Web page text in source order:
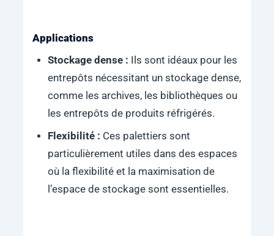
Applications
Stockage dense : Ils sont idéaux pour les
entrepôts nécessitant un stockage dense,
comme les archives, les bibliothèques ou
les entrepôts de produits réfrigérés.
Flexibilité : Ces palettiers sont
particulièrement utiles dans des espaces
où la flexibilité et la maximisation de
l’espace de stockage sont essentielles.